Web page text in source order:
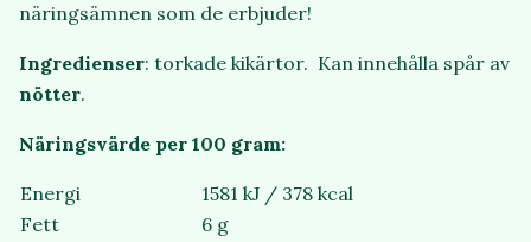
näringsämnen som de erbjuder!
Ingredienser: torkade kikärtor. Kan innehålla spår av
nötter.
Näringsvärde per 100 gram:
Energi
1581 kJ / 378 kcal
Fett
6 g